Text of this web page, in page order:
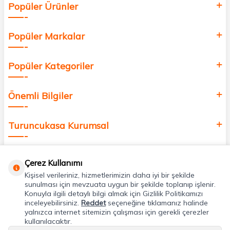
değer katmak için bize katılın!
Popüler Ürünler
Popüler Markalar
Popüler Kategoriler
Önemli Bilgiler
Turuncukasa Kurumsal
Uygulamalarımız
Adres & İletişim
Çerez Kullanımı
Kişisel verileriniz, hizmetlerimizin daha iyi bir şekilde
sunulması için mevzuata uygun bir şekilde toplanıp işlenir.
Konuyla ilgili detaylı bilgi almak için Gizlilik Politikamızı
inceleyebilirsiniz. Reddetseçeneğine tıklamanız halinde
yalnızca internet sitemizin çalışması için gerekli çerezler
kullanılacaktır.